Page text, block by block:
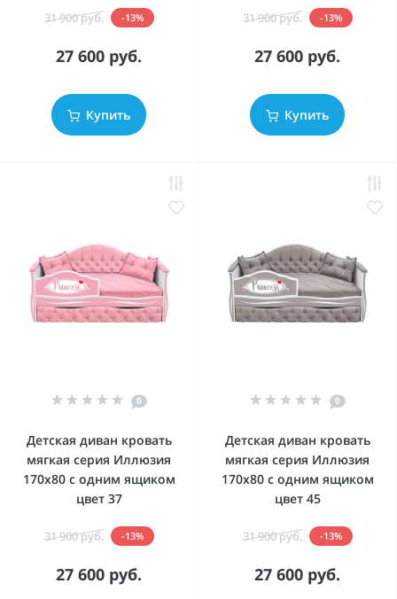
31 900 руб. -13%
27 600 руб.
Купить
31 900 руб. -13%
27 600 руб.
Купить
0
Детская диван кровать
мягкая серия Иллюзия
170x80 с одним ящиком
цвет 37
31 900 руб. -13%
27 600 руб.
0
Детская диван кровать
мягкая серия Иллюзия
170x80 с одним ящиком
цвет 45
31 900 руб. -13%
27 600 руб.